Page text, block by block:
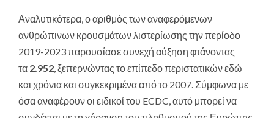
Αναλυτικότερα, ο αριθμός των αναφερόμενων
ανθρώπινων κρουσμάτων λιστερίωσης την περίοδο
2019-2023 παρουσίασε συνεχή αύξηση φτάνοντας
τα 2.952, ξεπερνώντας το επίπεδο περιστατικών εδώ
και χρόνια και συγκεκριμένα από το 2007. Σύμφωνα με
όσα αναφέρουν οι ειδικοί του ECDC, αυτό μπορεί να